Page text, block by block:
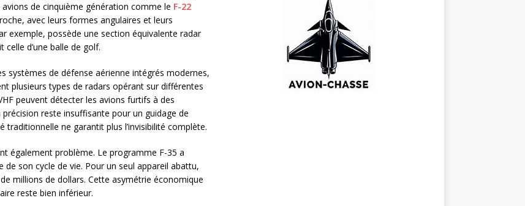
de cinquième génération comme le F-22
avec leurs formes angulaires et leurs
exemple, possède une section équivalente radar
d’une balle de golf.
systèmes de défense aérienne intégrés modernes,
plusieurs types de radars opérant sur différentes
peuvent détecter les avions furtifs à des
reste insuffisante pour un guidage de
ne garantit plus l’invisibilité complète.
également problème. Le programme F-35 a
de son cycle de vie. Pour un seul appareil abattu,
millions de dollars. Cette asymétrie économique
reste bien inférieur.